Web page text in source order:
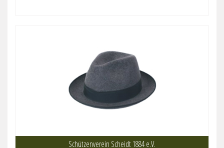
Schützenverein Scheidt 1884 e.V.